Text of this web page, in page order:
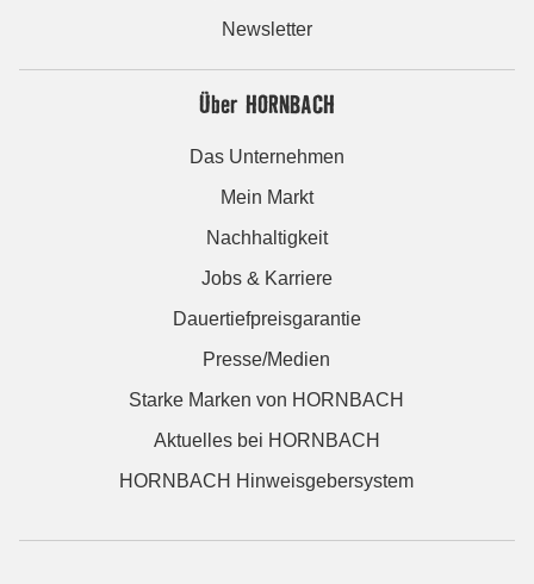
Newsletter
Über HORNBACH
Das Unternehmen
Mein Markt
Nachhaltigkeit
Jobs & Karriere
Dauertiefpreisgarantie
Presse/Medien
Starke Marken von HORNBACH
Aktuelles bei HORNBACH
HORNBACH Hinweisgebersystem